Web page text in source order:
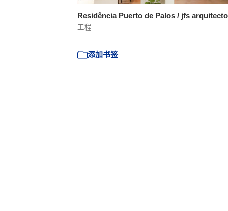
Residência Puerto de Palos / jfs
工程
添加书签